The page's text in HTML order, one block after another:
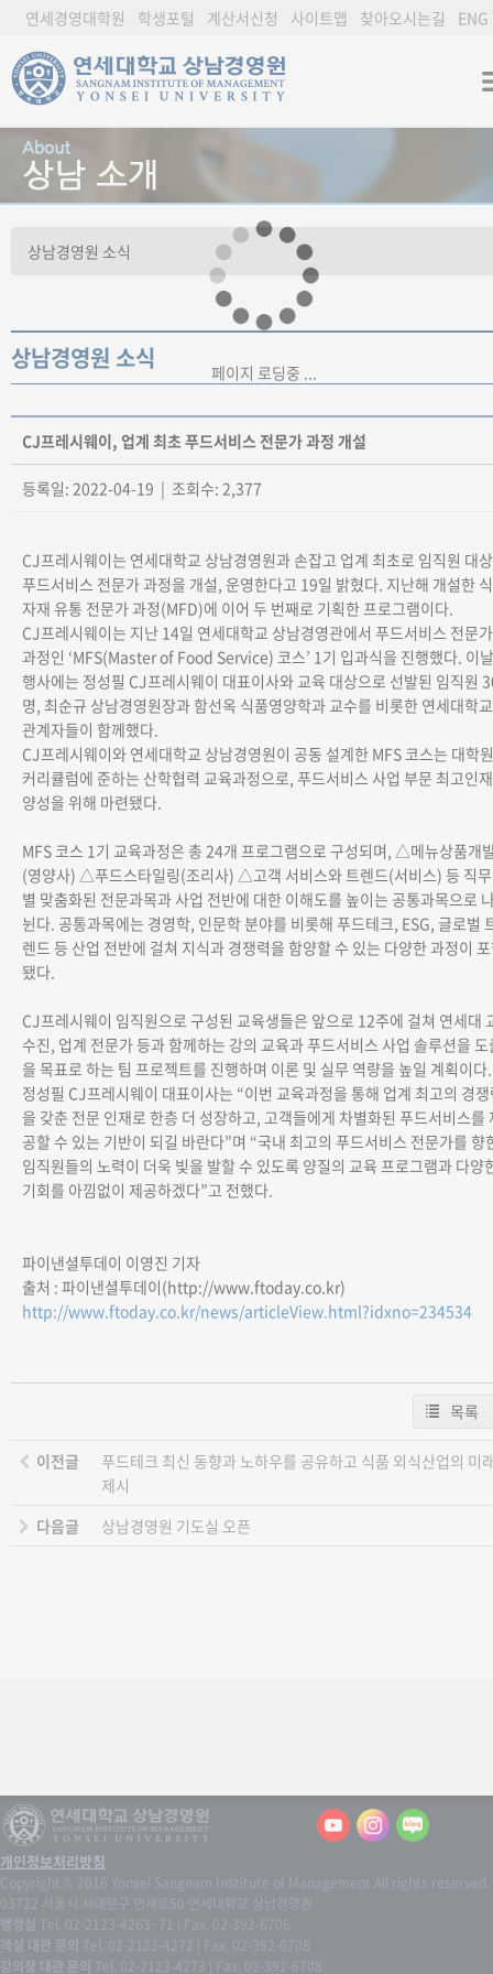
연세경영대학원 학생포털 계산서신청 사이트맵 찾아오시는길 ENG
상남경영원 소식
CJ프레시웨이, 업계 최초 푸드서비스 전문가 과정 개설
등록일: 2022-04-19 | 조회수: 2,377
CJ프레시웨이는 연세대학교 상남경영원과 손잡고 업계 최초로 임직원 대상
푸드서비스 전문가 과정을 개설, 운영한다고 19일 밝혔다. 지난해 개설한 식
자재 유통 전문가 과정(MFD)에 이어 두 번째로 기획한 프로그램이다.
CJ프레시웨이는 지난 14일 연세대학교 상남경영관에서 푸드서비스 전문가
과정인 ‘MFS(Master of Food Service) 코스’ 1기 입과식을 진행했다. 이날
행사에는 정성필 CJ프레시웨이 대표이사와 교육 대상으로 선발된 임직원
명, 최순규 상남경영원장과 함선옥 식품영양학과 교수를 비롯한 연세대학교
관계자들이 함께했다.
CJ프레시웨이와 연세대학교 상남경영원이 공동 설계한 MFS 코스는 대학원
커리큘럼에 준하는 산학협력 교육과정으로, 푸드서비스 사업 부문 최고인재
양성을 위해 마련됐다.
MFS 코스 1기 교육과정은 총 24개 프로그램으로 구성되며, △메뉴상품개
(영양사) △푸드스타일링(조리사) △고객 서비스와 트렌드(서비스) 등 직무
별 맞춤화된 전문과목과 사업 전반에 대한 이해도를 높이는 공통과목으로
뉜다. 공통과목에는 경영학, 인문학 분야를 비롯해 푸드테크, ESG, 글로벌
렌드 등 산업 전반에 걸쳐 지식과 경쟁력을 함양할 수 있는 다양한 과정이
됐다.
CJ프레시웨이 임직원으로 구성된 교육생들은 앞으로 12주에 걸쳐 연세대
수진, 업계 전문가 등과 함께하는 강의 교육과 푸드서비스 사업 솔루션을 도
을 목표로 하는 팀 프로젝트를 진행하며 이론 및 실무 역량을 높일 계획이다.
정성필 CJ프레시웨이 대표이사는 “이번 교육과정을 통해 업계 최고의 경
을 갖춘 전문 인재로 한층 더 성장하고, 고객들에게 차별화된 푸드서비스를
공할 수 있는 기반이 되길 바란다”며 “국내 최고의 푸드서비스 전문가를 향
임직원들의 노력이 더욱 빛을 발할 수 있도록 양질의 교육 프로그램과 다양
기회를 아낌없이 제공하겠다”고 전했다.
파이낸셜투데이 이영진 기자
출처 : 파이낸셜투데이(http://www.ftoday.co.kr)
http://www.ftoday.co.kr/news/articleView.html?idxno=234534
목록
이전글
푸드테크 최신 동향과 노하우를 공유하고 식품 외식산업의 미
제시
다음글
상남경영원 기도실 오픈
개인정보처리방침
Copyright © 2016 Yonsei Sangnam Institute of Management.All rights reserved.
03722 서울시 서대문구 연세로50 연세대학교 상남경영원
행정실 Tel. 02-2123-4263~71 | Fax. 02-392-6706
객실 대관 문의 Tel. 02-2123-4272 | Fax. 02-392-6708
강의장 대관 문의 Tel. 02-2123-4273 | Fax. 02-392-6708
페이지 로딩중 ...